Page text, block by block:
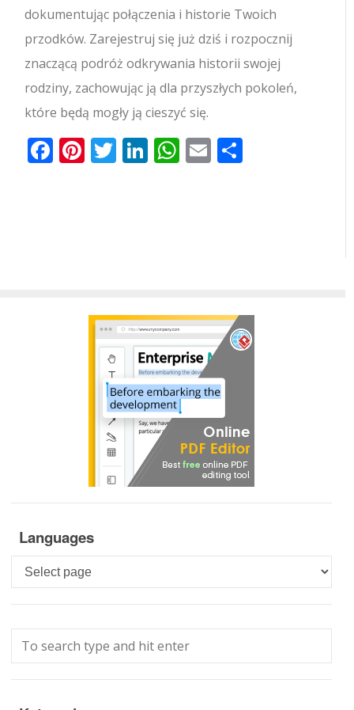
dokumentując połączenia i historie Twoich
przodków. Zarejestruj się już dziś i rozpocznij
znaczącą podróż odkrywania historii swojej
rodziny, zachowując ją dla przyszłych pokoleń,
które będą mogły ją cieszyć się.
Facebook
Pinterest
Twitter
LinkedIn
WhatsApp
Email
Languages
Languages